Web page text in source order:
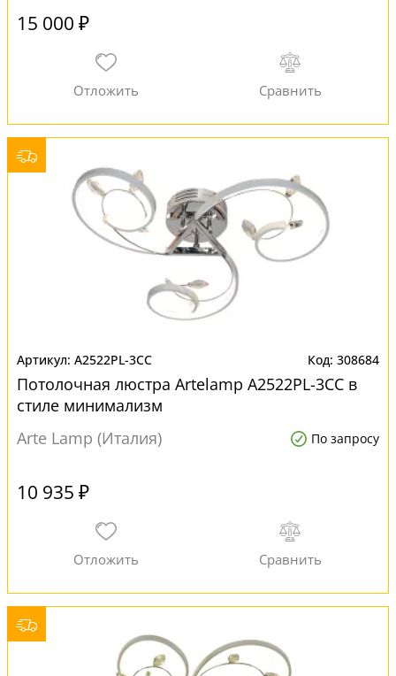
15 000 ₽
A2522PL-3CC 308684
Потолочная люстра Artelamp A2522PL-3CC в
стиле минимализм
Arte Lamp (Италия)
По запросу
10 935 ₽